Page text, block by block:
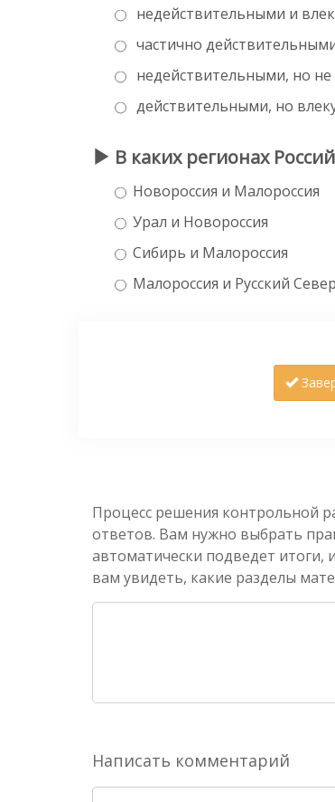
недействительными и
частично
недействительными, но
действительными, но
В каких регионах
Новороссия и Малороссия
Урал и Новороссия
Сибирь и Малороссия
Малороссия и Русский Север
Процесс решения контрольной
ответов. Вам нужно выбрать
автоматически подведет
вам увидеть, какие разделы
Написать комментарий